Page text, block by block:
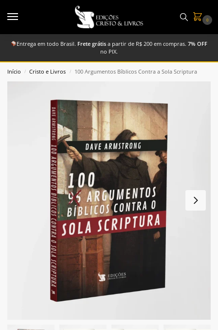
0
Entrega em todo Brasil. Frete grátis a partir de R$ 200 em compras.7% OFF
no PIX.
Início / Cristo e Livros / 100 Argumentos Bíblicos Contra a Sola Scriptura